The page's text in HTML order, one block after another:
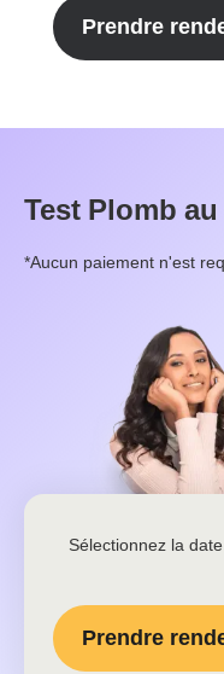
Prendre
Test Plomb
*Aucun paiement n'est
Sélectionnez la
Prendre